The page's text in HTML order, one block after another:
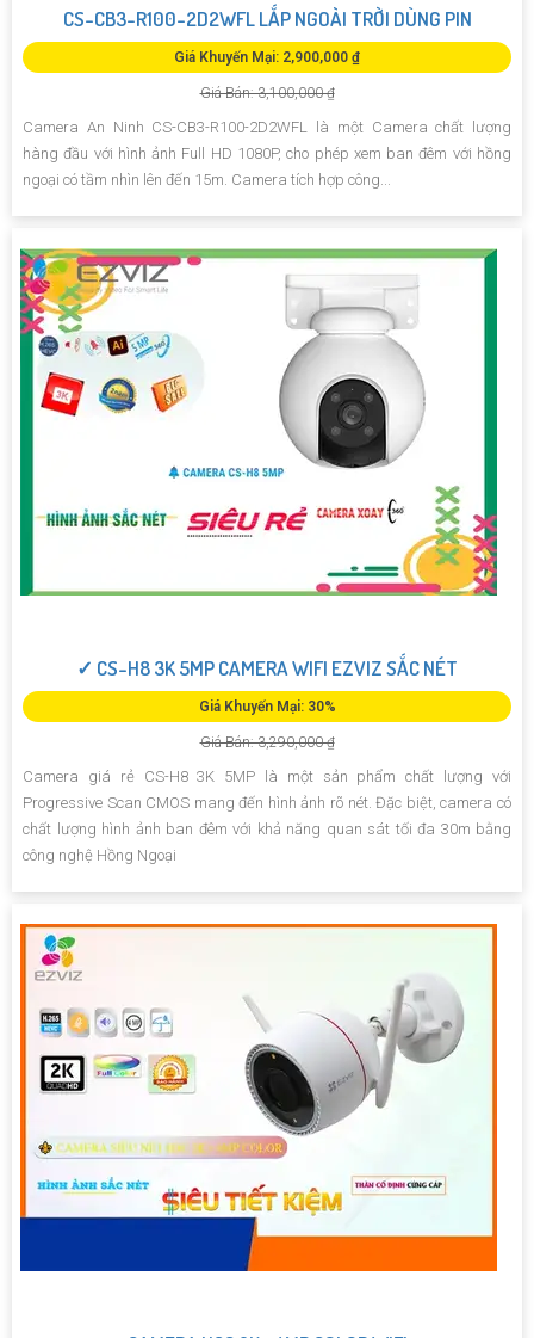
CS-CB3-R100-2D2WFL LẮP NGOÀI TRỜI DÙNG PIN
Giá Khuyến Mại: 2,900,000 ₫
Giá Bán: 3,100,000 ₫
Camera An Ninh CS-CB3-R100-2D2WFL là một Camera chất lượng
hàng đầu với hình ảnh Full HD 1080P, cho phép xem ban đêm với hồng
ngoại có tầm nhìn lên đến 15m. Camera tích hợp công...
✓ CS-H8 3K 5MP CAMERA WIFI EZVIZ SẮC NÉT
Giá Khuyến Mại: 30%
Giá Bán: 3,290,000 ₫
Camera giá rẻ CS-H8 3K 5MP là một sản phẩm chất lượng với
Progressive Scan CMOS mang đến hình ảnh rõ nét. Đặc biệt, camera có
chất lượng hình ảnh ban đêm với khả năng quan sát tối đa 30m bằng
công nghệ Hồng Ngoại